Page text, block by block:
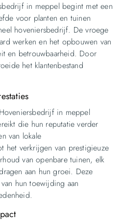
in meppel begint met een
voor planten en tuinen
hoveniersbedrijf. De vroege
werken en het opbouwen van
en betrouwbaarheid. Door
het klantenbestand
in meppel
die hun reputatie verder
van lokale
het verkrijgen van prestigieuze
van openbare tuinen, elk
aan hun groei. Deze
hun toewijding aan